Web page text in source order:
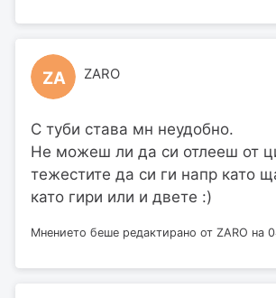
ZA ZARO
С туби става мн неудобно.
Не можеш ли да си отлееш от
тежестите да си ги напр като
като гири или и двете :)
Мнението беше редактирано от ZARO на